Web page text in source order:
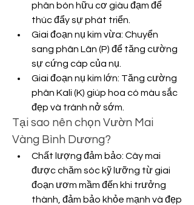
phân bón hữu cơ giàu đạm để
thúc đẩy sự phát triển.
Giai đoạn nụ kim vừa: Chuyển
sang phân Lân (P) để tăng cường
sự cứng cáp của nụ.
Giai đoạn nụ kim lớn: Tăng cường
phân Kali (K) giúp hoa có màu sắc
đẹp và tránh nở sớm.
Tại sao nên chọn Vườn Mai
Vàng Bình Dương?
Chất lượng đảm bảo: Cây mai
được chăm sóc kỹ lưỡng từ giai
đoạn ươm mầm đến khi trưởng
thành, đảm bảo khỏe mạnh và đẹp